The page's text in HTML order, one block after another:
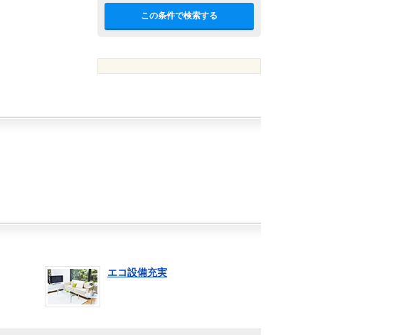
この条件で検索する
エコ設備充実